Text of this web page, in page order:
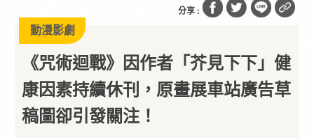
分享 :
動漫影劇
《咒術迴戰》因作者「芥見下下」健
康因素持續休刊，原畫展車站廣告草
稿圖卻引發關注！